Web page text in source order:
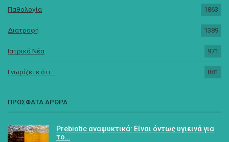
Παθολογία 1863
Διατροφή 1389
Ιατρικά Νέα 971
Γνωρίζετε ότι... 881
ΠΡΟΣΦΑΤΑ ΑΡΘΡΑ
Prebiotic αναψυκτικά: Είναι όντως υγιεινά για
το…